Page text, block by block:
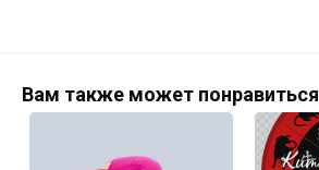
Вам также может понравиться